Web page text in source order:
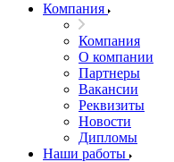
Компания
Компания
О компании
Партнеры
Вакансии
Реквизиты
Новости
Дипломы
Наши работы